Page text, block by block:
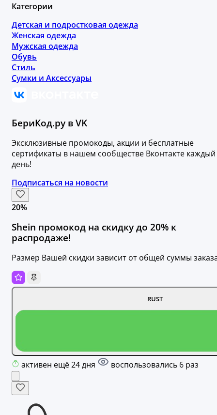
Категории
Детская и подростковая одежда
Женская одежда
Мужская одежда
Обувь
Стиль
Сумки и Аксессуары
БериКод.ру в VK
Эксклюзивные промокоды, акции и бесплатные
сертификаты в нашем сообществе Вконтакте каждый
день!
Подписаться на новости
20%
Shein промокод на скидку до 20% к
распродаже!
Размер Вашей скидки зависит от общей суммы
RUST
активен ещё 24 дня воспользовались 6 раз